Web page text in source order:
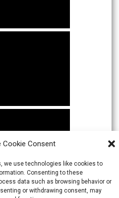
Cookie Consent
we use technologies like cookies to
Consenting to these
data such as browsing behavior or
or withdrawing consent, may